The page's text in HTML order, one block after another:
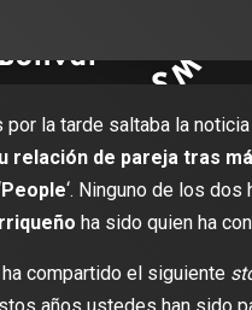
por la tarde saltaba la
relación de pareja tras
People‘. Ninguno de los
ha sido quien ha
ha compartido el siguiente